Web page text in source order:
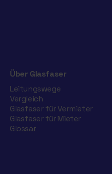
Über Glasfaser
Leitungswege
Vergleich
Glasfaser für Vermieter
Glasfaser für Mieter
Glossar